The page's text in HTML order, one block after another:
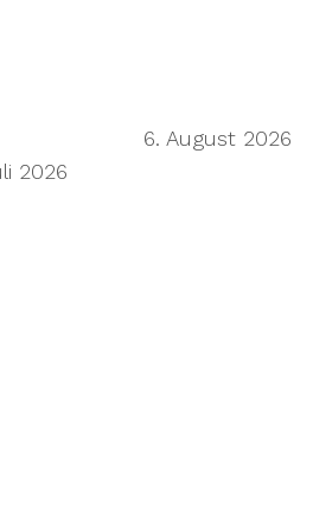
6. August 2026
2026